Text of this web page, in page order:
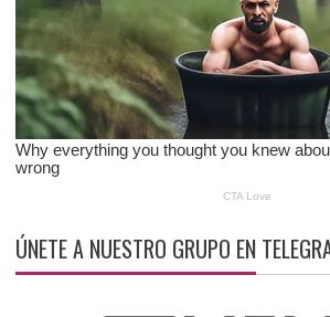
ÚNETE A NUESTRO GRUPO EN